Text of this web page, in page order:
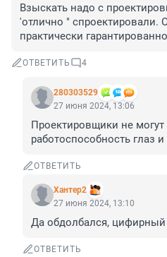
Взыскать надо с
'отлично " спроектировали.
практически
ОТВЕТИТЬ 4
280303529
27 июня 2024, 13:06
Проектировщики не
работоспособность глаз
ОТВЕТИТЬ
Хантер2
27 июня 2024, 13:10
Да обдолбался, цифирный
ОТВЕТИТЬ